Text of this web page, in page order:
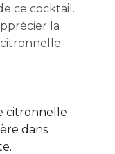
ce cocktail.
la
citronnelle
dans